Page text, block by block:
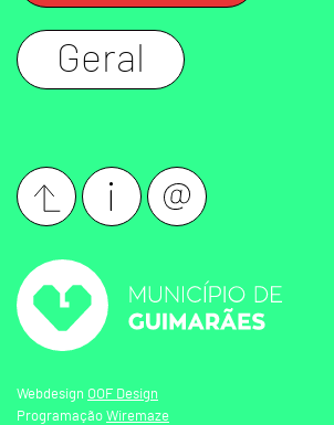
Geral
Webdesign OOF Design
Programação Wiremaze